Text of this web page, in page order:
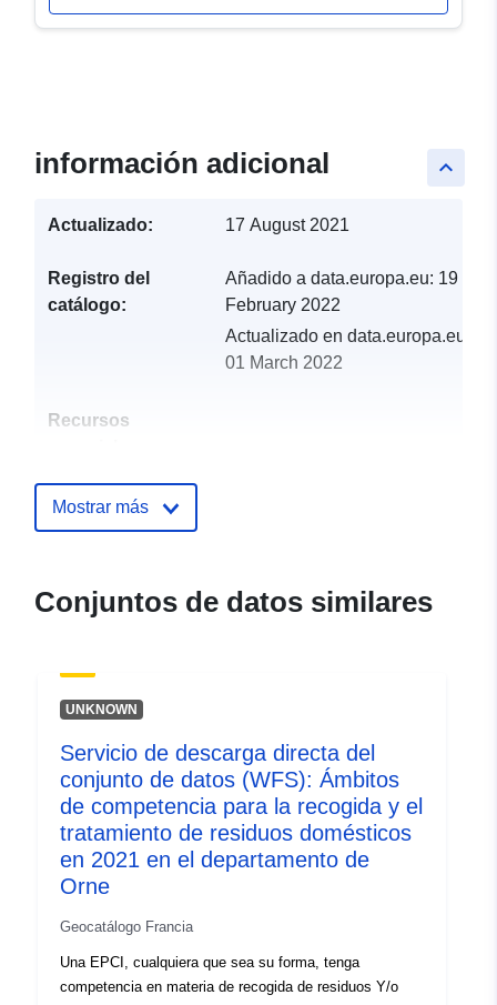
keyboard_arrow_up
información adicional
Actualizado: 17 August 2021
Registro del
catálogo:
Añadido a data.europa.eu: 19
February 2022
Actualizado en data.europa.eu:
01 March 2022
Recursos
Identificadores:
534b-4ace-8c29-
4e56-bf52-8406ed2eb330
Tipo:
Recurso:
http://inspire.ec.europa.eu/
codelist/ResourceType/services
Mostrar más
Conjuntos de datos similares
UNKNOWN
Servicio de descarga directa del
conjunto de datos (WFS): Ámbitos
de competencia para la recogida y el
tratamiento de residuos domésticos
en 2021 en el departamento de
Orne
Geocatálogo Francia
Una EPCI, cualquiera que sea su forma, tenga
competencia en materia de recogida de residuos Y/o